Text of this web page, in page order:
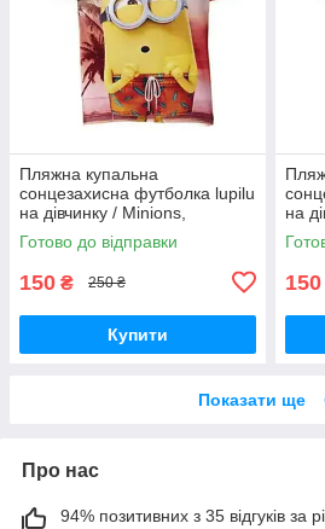
Пляжна купальна
сонцезахисна футболка lupilu
на дівчинку / Minions,
посіпаки / р.86-92, 12-24 міс.
Готово до відправки
150 ₴ 250 ₴
Купити
на
150
Показати ще
Про нас
94% позитивних з 35 відгуків за